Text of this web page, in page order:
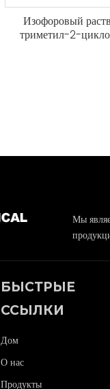
Изофоровый
триметил-2-
Мы
БЫСТРЫЕ
ССЫЛКИ
Дом
О нас
Продукты